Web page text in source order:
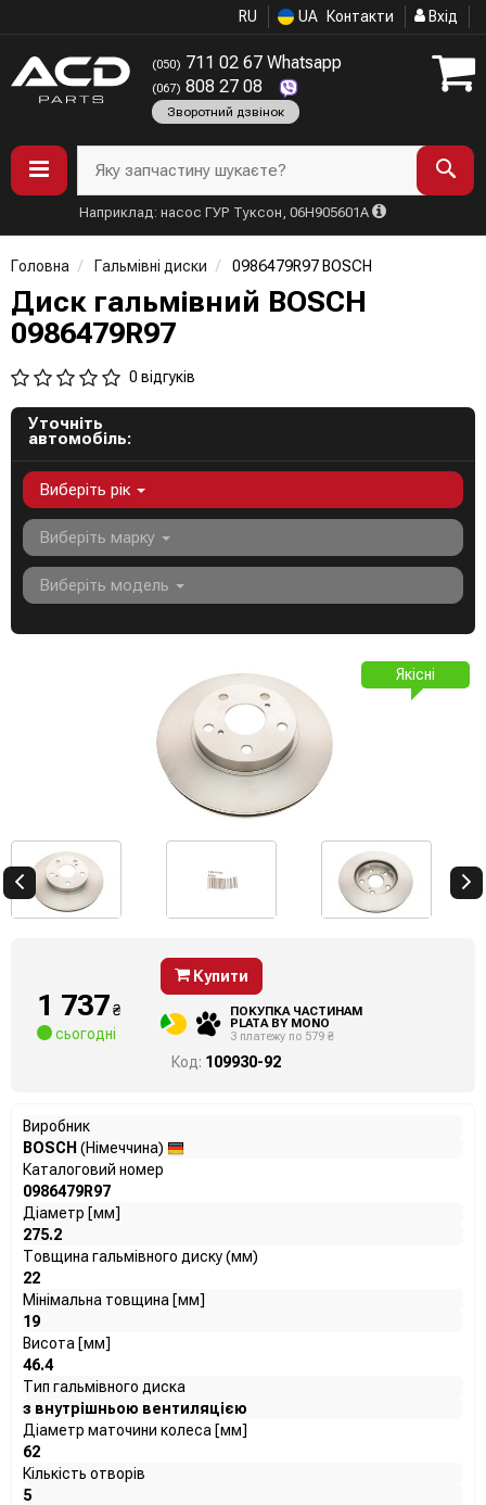
RU UA Контакти Вхід
(050) 711 02 67 Whatsapp
(067) 808 27 08
Зворотний дзвінок
Яку запчастину шукаєте?
Наприклад: насос ГУР Туксон, 06H905601A
Головна Гальмівні диски 0986479R97 BOSCH
Диск гальмівний BOSCH
0986479R97
0 відгуків
Уточніть
автомобіль:
Виберіть рік
Виберіть марку
Виберіть модель
Якісні
1 737₴
сьогодні
Купити
ПОКУПКА ЧАСТИНАМ
PLATA BY MONO
3 платежу по 579 ₴
Код: 109930-92
Виробник
BOSCH (Німеччина)
Каталоговий номер
0986479R97
Діаметр [мм]
275.2
Товщина гальмівного диску (мм)
22
Мінімальна товщина [мм]
19
Висота [мм]
46.4
Тип гальмівного диска
з внутрішньою вентиляцією
Діаметр маточини колеса [мм]
62
Кількість отворів
5